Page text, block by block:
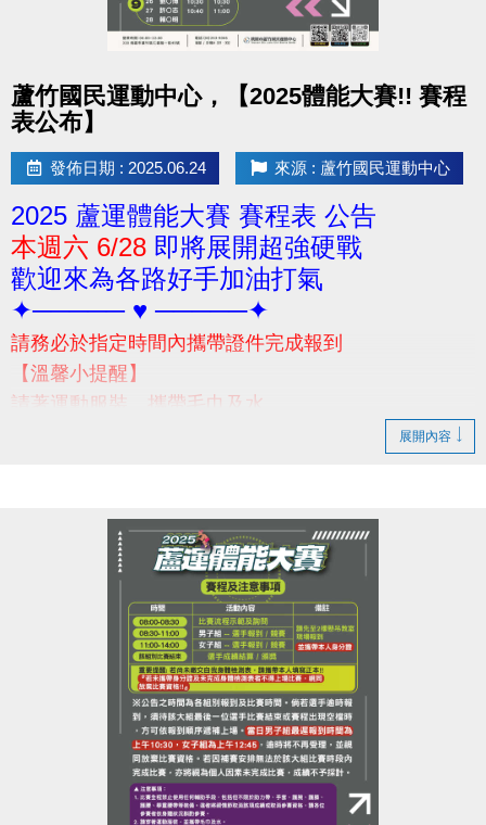
蘆竹國民運動中心，【2025體能大賽!! 賽程
表公布】
發佈日期 : 2025.06.24 來源 : 蘆竹國民運動中心
2025 蘆運體能大賽 賽程表 公告
本週六 6/28 即將展開超強硬戰
歡迎來為各路好手加油打氣
✦───── ♥ ─────✦
請務必於指定時間內攜帶證件完成報到
【溫馨小提醒】
請著運動服裝、攜帶毛巾及水
若有相關問題，請撥打03-2639066 #301 #302 洽詢
展開內容